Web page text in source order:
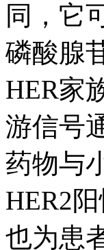
同
磷酸腺
HER家
游信号
药物与
HER2阳
也为患